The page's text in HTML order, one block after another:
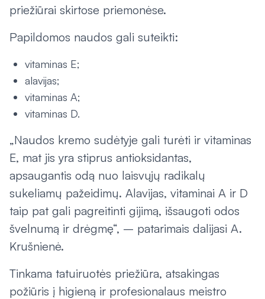
priežiūrai skirtose priemonėse.
Papildomos naudos gali suteikti:
vitaminas E;
alavijas;
vitaminas A;
vitaminas D.
„Naudos kremo sudėtyje gali turėti ir vitaminas
E, mat jis yra stiprus antioksidantas,
apsaugantis odą nuo laisvųjų radikalų
sukeliamų pažeidimų. Alavijas, vitaminai A ir D
taip pat gali pagreitinti gijimą, išsaugoti odos
švelnumą ir drėgmę“, – patarimais dalijasi A.
Krušnienė.
Tinkama tatuiruotės priežiūra, atsakingas
požiūris į higieną ir profesionalaus meistro